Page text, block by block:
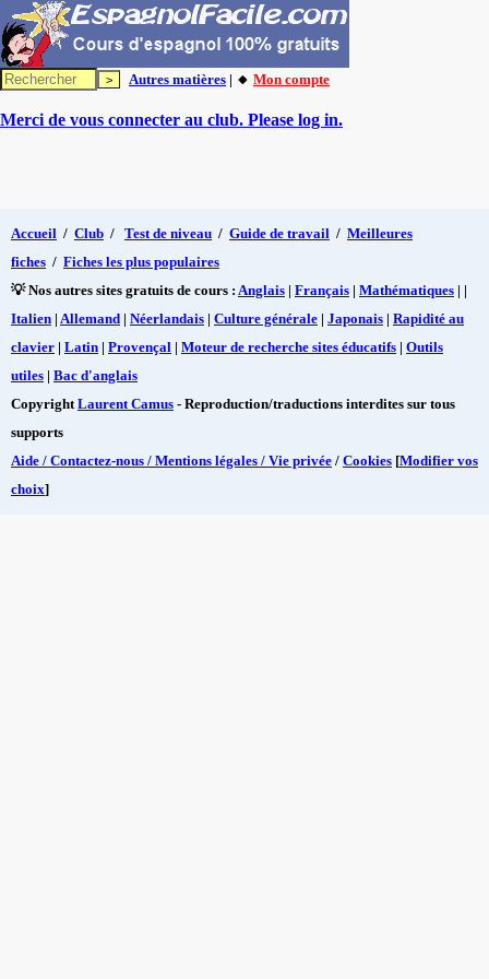
Autres matières | 🔸 Mon compte
Merci de vous connecter au club. Please log in.
Accueil / Club / Test de niveau / Guide de travail / Meilleures
fiches / Fiches les plus populaires
💡 Nos autres sites gratuits de cours : Anglais | Français | Mathématiques | |
Italien | Allemand | Néerlandais | Culture générale | Japonais | Rapidité au
clavier | Latin | Provençal | Moteur de recherche sites éducatifs | Outils
utiles | Bac d'anglais
CopyrightLaurent Camus - Reproduction/traductions interdites sur tous
supports
Aide / Contactez-nous / Mentions légales / Vie privée / Cookies [Modifier vos
choix]